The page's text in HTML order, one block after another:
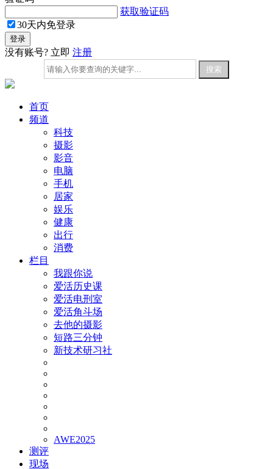
获取验证码
30天内免登录
没有账号? 立即 注册
首页
频道
科技
摄影
影音
电脑
手机
居家
娱乐
健康
出行
消费
栏目
我跟你说
爱活历史课
爱活电刑室
爱活角斗场
去他的摄影
短路三分钟
新技术研习社
AWE2025
测评
现场